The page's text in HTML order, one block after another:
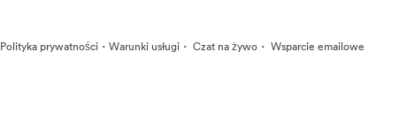
Polityka prywatności · Warunki usługi · Czat na żywo · Wsparcie emailowe